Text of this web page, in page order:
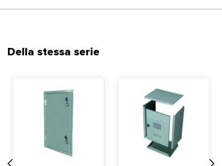
Della stessa serie